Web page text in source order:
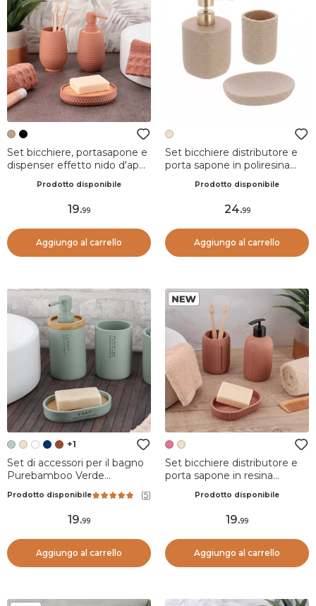
Set bicchiere, portasapone e
dispenser effetto nido d'ape
Prodotto disponibile
19.99
Aggiungo al carrello
Set bicchiere distributore e
porta sapone in poliresina
Prodotto disponibile
24.99
Aggiungo al carrello
+1
Set di accessori per il bagno
Purebamboo Verde
Prodotto disponibile (5)
19.99
Aggiungo al carrello
Set bicchiere distributore e
porta sapone in resina
Prodotto disponibile
19.99
Aggiungo al carrello